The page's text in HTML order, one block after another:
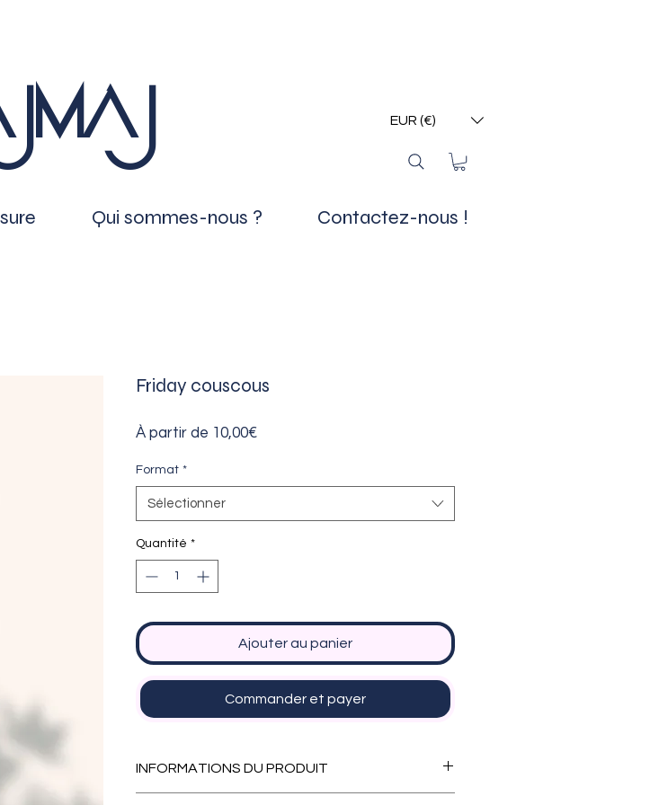
EUR (€)
Qui sommes-nous ? Contactez-nous !
Friday couscous
À partir de 10,00€Prix
Format *
Sélectionner
Quantité *
Ajouter au panier
Commander et payer
INFORMATIONS DU PRODUIT